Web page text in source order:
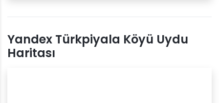
Yandex Türkpiyala Köyü Uydu
Haritası